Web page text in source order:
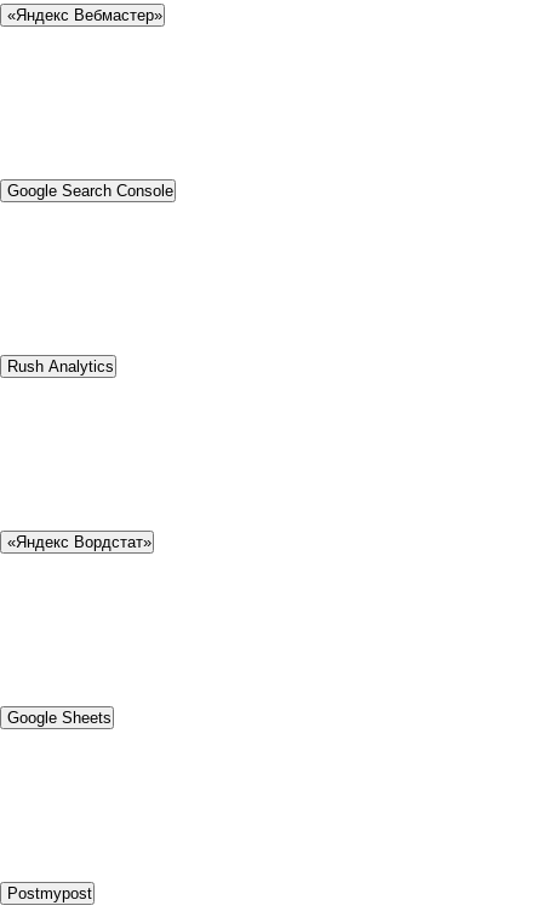
«Яндекс Вебмастер»
Google Search Console
Rush Analytics
«Яндекс Вордстат»
Google Sheets
Postmypost